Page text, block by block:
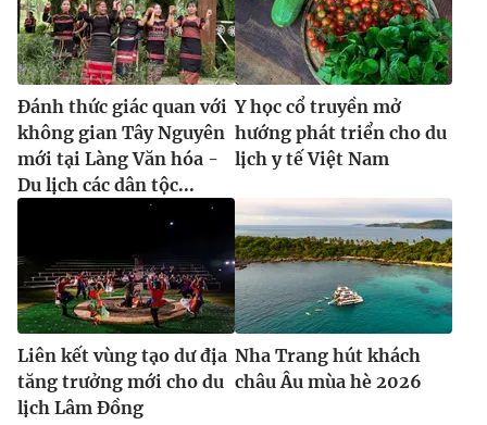
Đánh thức giác quan với
không gian Tây Nguyên
mới tại Làng Văn hóa -
Du lịch các dân tộc...
Y học cổ truyền mở
hướng phát triển cho du
lịch y tế Việt Nam
Liên kết vùng tạo dư địa
tăng trưởng mới cho du
lịch Lâm Đồng
Nha Trang hút khách
châu Âu mùa hè 2026